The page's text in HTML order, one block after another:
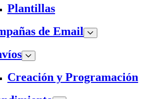
Plantillas
de Email
Creación y Programación